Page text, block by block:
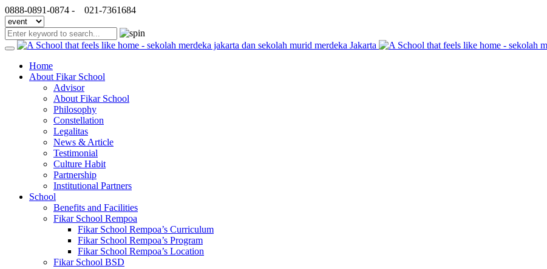
0888-0891-0874 - 021-7361684
Home
About Fikar School
Advisor
About Fikar School
Philosophy
Constellation
Legalitas
News & Article
Testimonial
Culture Habit
Partnership
Institutional Partners
School
Benefits and Facilities
Fikar School Rempoa
Fikar School Rempoa’s Curriculum
Fikar School Rempoa’s Program
Fikar School Rempoa’s Location
Fikar School BSD